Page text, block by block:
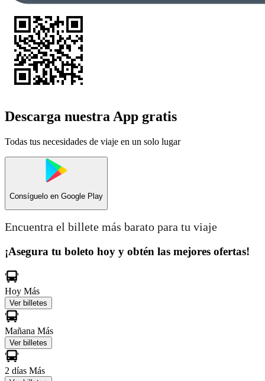
Descarga nuestra App gratis
Todas tus necesidades de viaje en un solo lugar
Consíguelo en Google Play
Encuentra el billete más barato para tu viaje
¡Asegura tu boleto hoy y obtén las mejores ofertas!
Hoy Más
Ver billetes
Mañana Más
Ver billetes
2 días Más